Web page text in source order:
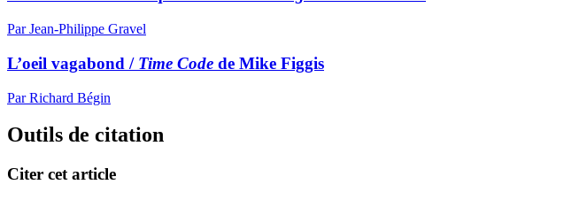
Par Jean-Philippe Gravel
L’oeil vagabond / Time Code de Mike Figgis
Par Richard Bégin
Outils de citation
Citer cet article